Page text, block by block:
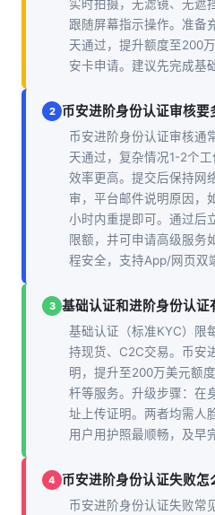
实时拍摄，无滤镜、无遮
跟随屏幕指示操作。准备
天通过，提升额度至200
安卡申请。建议先完成基
2 币安进阶身份认证审核要
币安进阶身份认证审核通
天通过，复杂情况1-2个
效率更高。提交后保持网
审，平台邮件说明原因，
小时内重提即可。通过后
限额，并可申请高级服务
程安全，支持App/网页双
3 基础认证和进阶身份认证
基础认证（标准KYC）限
持现货、C2C交易。币安
明，提升至200万美元额
杆等服务。升级步骤：在
址上传证明。两者均需人
用户用护照最顺畅，及早
4 币安进阶身份认证失败怎
币安进阶身份认证失败常